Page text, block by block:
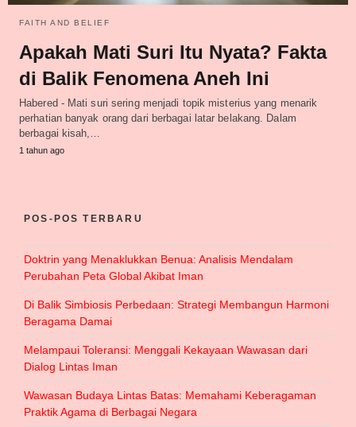
FAITH AND BELIEF
Apakah Mati Suri Itu Nyata? Fakta
di Balik Fenomena Aneh Ini
Habered - Mati suri sering menjadi topik misterius yang menarik
perhatian banyak orang dari berbagai latar belakang. Dalam
berbagai kisah,…
1 tahun ago
POS-POS TERBARU
Doktrin yang Menaklukkan Benua: Analisis Mendalam
Perubahan Peta Global Akibat Iman
Di Balik Simbiosis Perbedaan: Strategi Membangun Harmoni
Beragama Damai
Melampaui Toleransi: Menggali Kekayaan Wawasan dari
Dialog Lintas Iman
Wawasan Budaya Lintas Batas: Memahami Keberagaman
Praktik Agama di Berbagai Negara